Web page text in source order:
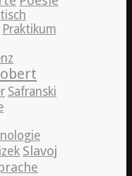
Praktikum
Safranski
Slavoj